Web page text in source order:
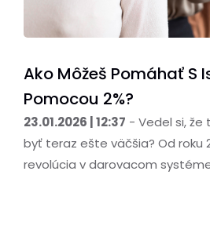
Ako Môžeš Pomáhať S
Pomocou 2%?
23.01.2026 | 12:37 - Vedel si,
byť teraz ešte väčšia? Od roku
revolúcia v darovacom